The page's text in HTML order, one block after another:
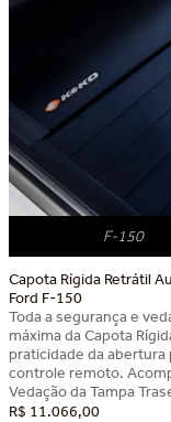
F-150
Capota Rígida Retrátil
Ford F-150
Toda a segurança e
máxima da Capota
praticidade da abertura
controle remoto.
Vedação da Tampa
R$ 11.066,00